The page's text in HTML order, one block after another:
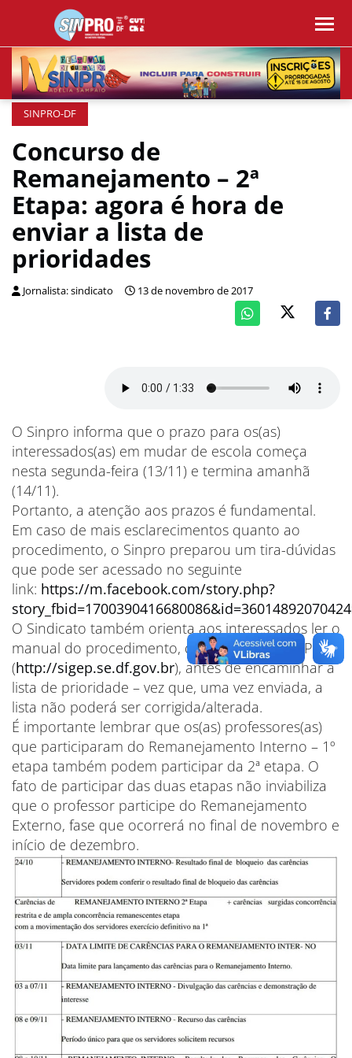
SINPRO-DF
Concurso de
Remanejamento – 2ª
Etapa: agora é hora de
enviar a lista de
prioridades
Jornalista: sindicato 13 de novembro de 2017
O Sinpro informa que o prazo para os(as)
interessados(as) em mudar de escola começa
nesta segunda-feira (13/11) e termina amanhã
(14/11).
Portanto, a atenção aos prazos é fundamental.
Em caso de mais esclarecimentos quanto ao
procedimento, o Sinpro preparou um tira-dúvidas
que pode ser acessado no seguinte
link: https://m.facebook.com/story.php?
O Sindicato também orienta aos interessados ler o
manual do procedimento, disponível no SIGEP
(http://sigep.se.df.gov.br), antes de encaminhar a
lista de prioridade – vez que, uma vez enviada, a
lista não poderá ser corrigida/alterada.
É importante lembrar que os(as) professores(as)
que participaram do Remanejamento Interno – 1º
etapa também podem participar da 2ª etapa. O
fato de participar das duas etapas não inviabiliza
que o professor participe do Remanejamento
Externo, fase que ocorrerá no final de novembro e
início de dezembro.